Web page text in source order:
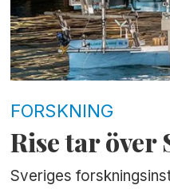
FORSKNING
Rise tar över
Sveriges